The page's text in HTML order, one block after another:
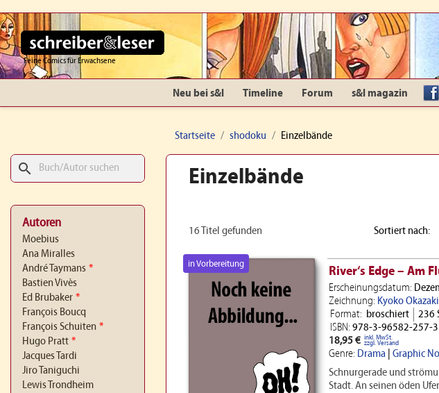
Feine Comics für Erwachsene
Neu bei s&l Timeline Forum s&l magazin
Startseite shodoku Einzelbände
search
Autoren
Moebius
Ana Miralles
André Taymans *
Bastien Vivès
Ed Brubaker *
François Boucq
François Schuiten *
Hugo Pratt *
Jacques Tardi
Jiro Taniguchi
Lewis Trondheim
Einzelbände
16 Titel gefunden Sortiert nach:
in Vorbereitung
River‘s Edge – Am
Erscheinungsdatum:
Zeichnung: Kyoko Okazaki
Format: broschiert 236
ISBN: 978-3-96582-257-3
18,95 € inkl. MwSt.
zzgl. Versand
Genre: Drama Graphic
Schnurgerade und
Stadt. An seinen öden